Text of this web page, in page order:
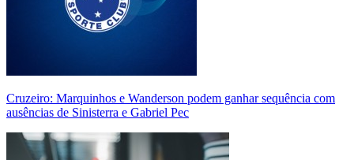
Cruzeiro: Marquinhos e Wanderson podem ganhar sequência com
ausências de Sinisterra e Gabriel Pec